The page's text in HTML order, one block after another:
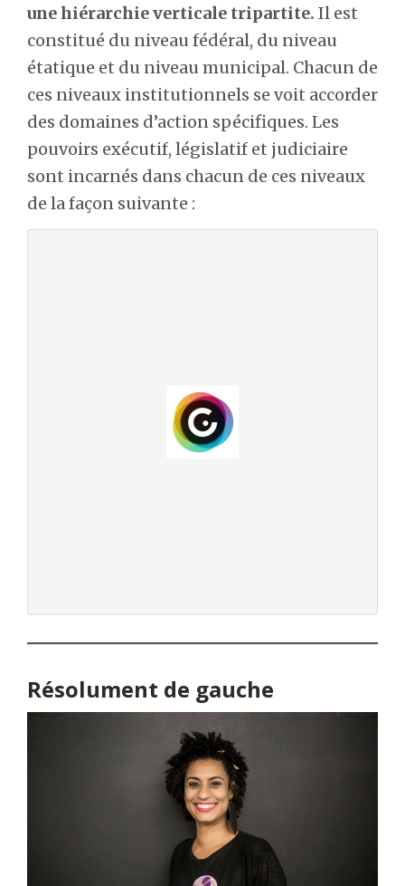
une hiérarchie verticale tripartite. Il est
constitué du niveau fédéral, du niveau
étatique et du niveau municipal. Chacun de
ces niveaux institutionnels se voit accorder
des domaines d’action spécifiques. Les
pouvoirs exécutif, législatif et judiciaire
sont incarnés dans chacun de ces niveaux
de la façon suivante :
Résolument de gauche